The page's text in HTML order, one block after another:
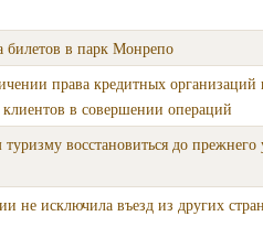
билетов в парк Монрепо
права кредитных организаций
в совершении операций
восстановиться до прежнего
не исключила въезд из других